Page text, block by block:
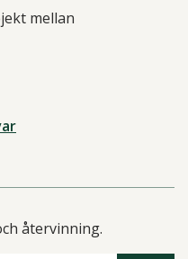
mellan
återvinning.